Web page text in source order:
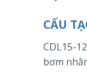
CẤU
CDL15-
bơm